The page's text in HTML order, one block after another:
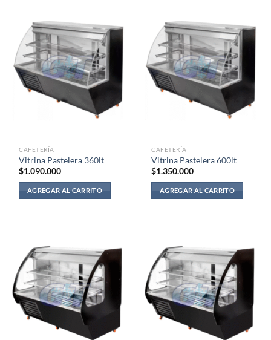
CAFETERÍA
Vitrina Pastelera 360lt
$1.090.000
AGREGAR AL CARRITO
CAFETERÍA
Vitrina Pastelera 600lt
$1.350.000
AGREGAR AL CARRITO